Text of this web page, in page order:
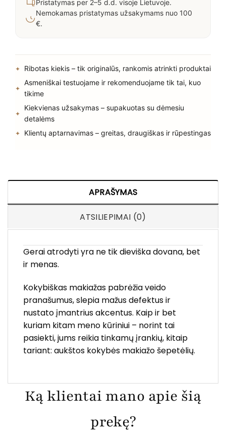
Pristatymas per 2–5 d.d. visoje Lietuvoje.
Nemokamas pristatymas užsakymams nuo 100
€.
Ribotas kiekis – tik originalūs, rankomis atrinkti produktai
Asmeniškai testuojame ir rekomenduojame tik tai, kuo
tikime
Kiekvienas užsakymas – supakuotas su dėmesiu
detalėms
Klientų aptarnavimas – greitas, draugiškas ir rūpestingas
APRAŠYMAS
ATSILIEPIMAI (0)
Gerai atrodyti yra ne tik dieviška dovana, bet
ir menas.
Kokybiškas makiažas pabrėžia veido
pranašumus, slepia mažus defektus ir
nustato įmantrius akcentus. Kaip ir bet
kuriam kitam meno kūriniui – norint tai
pasiekti, jums reikia tinkamų įrankių, kitaip
tariant: aukštos kokybės makiažo šepetėlių.
Ką klientai mano apie šią
prekę?